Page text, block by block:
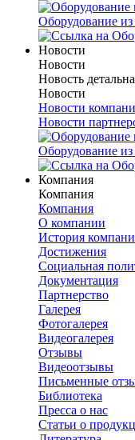
Оборудование
Новости
Новости
Новость
Новости
Новости
Новости
Оборудование
Компания
Компания
Компания
О компании
История
Достижения
Социальная
Документация
Партнерство
Галерея
Фотогалерея
Видеогалерея
Отзывы
Видеоотзывы
Письменные
Библиотека
Пресса о нас
Статьи о